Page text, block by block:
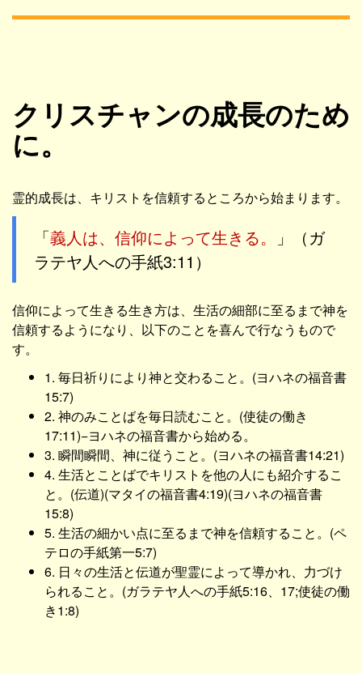
クリスチャンの成長のため
に。
霊的成長は、キリストを信頼するところから始まります。
「義人は、信仰によって生きる。
」（ガ
ラテヤ人への手紙3:11）
信仰によって生きる生き方は、生活の細部に至るまで神を
信頼するようになり、以下のことを喜んで行なうもので
す。
1. 毎日祈りにより神と交わること。(ヨハネの福音書
15:7)
2. 神のみことばを毎日読むこと。(使徒の働き
17:11)−ヨハネの福音書から始める。
3. 瞬間瞬間、神に従うこと。(ヨハネの福音書14:21)
4. 生活とことばでキリストを他の人にも紹介するこ
と。(伝道)(マタイの福音書4:19)(ヨハネの福音書
15:8)
5. 生活の細かい点に至るまで神を信頼すること。(ペ
テロの手紙第一5:7)
6. 日々の生活と伝道が聖霊によって導かれ、力づけ
られること。(ガラテヤ人への手紙5:16、17;使徒の働
き1:8)